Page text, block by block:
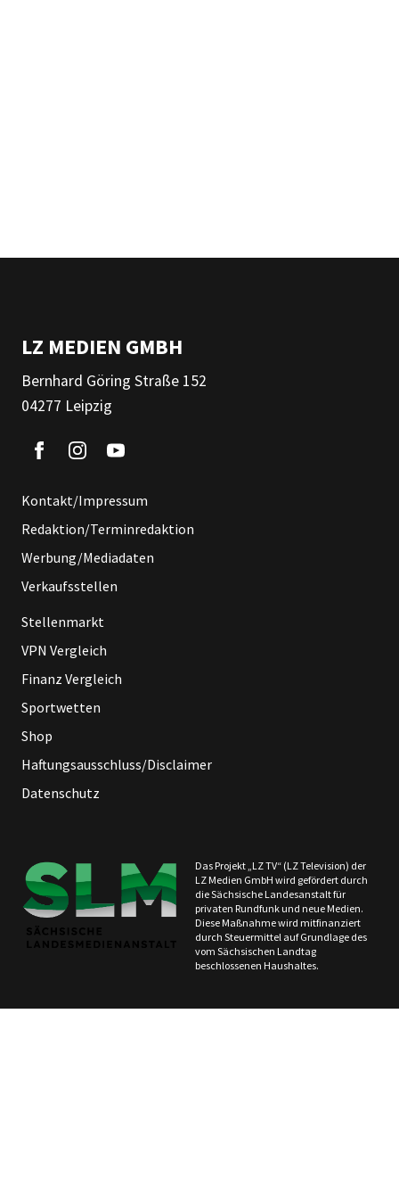
LZ MEDIEN GMBH
Bernhard Göring Straße 152
04277 Leipzig
Kontakt/Impressum
Redaktion/Terminredaktion
Werbung/Mediadaten
Verkaufsstellen
Stellenmarkt
VPN Vergleich
Finanz Vergleich
Sportwetten
Shop
Haftungsausschluss/Disclaimer
Datenschutz
Das Projekt „LZ TV“ (LZ Television) der
LZ Medien GmbH wird gefördert durch
die Sächsische Landesanstalt für
privaten Rundfunk und neue Medien.
Diese Maßnahme wird mitfinanziert
durch Steuermittel auf Grundlage des
vom Sächsischen Landtag
beschlossenen Haushaltes.